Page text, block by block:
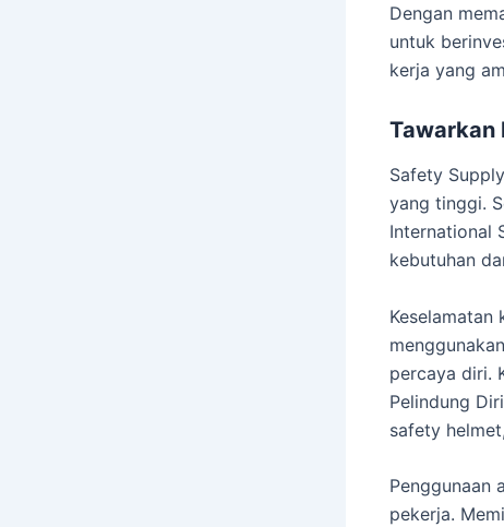
Dengan
untuk
kerja yang
Tawarkan
Safety
yang tinggi.
International
kebutuhan
Keselamatan
percaya diri.
Pelindung
safety
Penggunaan
pekerja.